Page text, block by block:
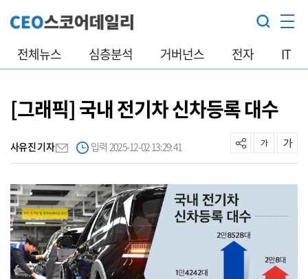
전체뉴스 심층분석 거버넌스 전자 IT
[그래픽] 국내 전기차 신차등록 대수
사유진 기자 입력 2025-12-02 13:29:41